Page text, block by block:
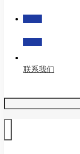
联系我们